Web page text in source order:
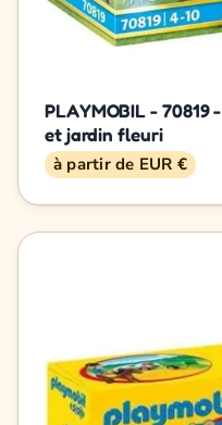
PLAYMOBIL - 70819
et jardin fleuri
à partir de EUR €